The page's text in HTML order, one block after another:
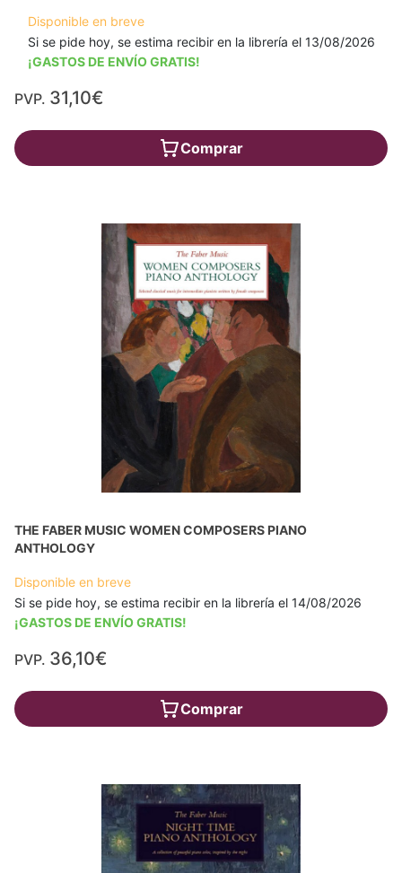
Disponible en breve
Si se pide hoy, se estima recibir en la librería el 13/08/2026
¡GASTOS DE ENVÍO GRATIS!
PVP. 31,10€
Comprar
THE FABER MUSIC WOMEN COMPOSERS PIANO
ANTHOLOGY
Disponible en breve
Si se pide hoy, se estima recibir en la librería el 14/08/2026
¡GASTOS DE ENVÍO GRATIS!
PVP. 36,10€
Comprar